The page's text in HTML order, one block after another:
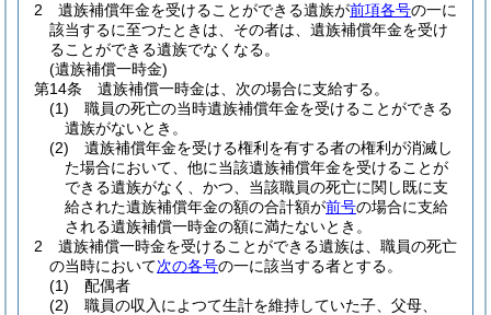
2
遺族補償年金を受けることができる遺族が前項各号の一に
該当するに至つたときは、その者は、遺族補償年金を受け
ることができる遺族でなくなる。
(遺族補償一時金)
第14条
遺族補償一時金は、次の場合に支給する。
(1)
職員の死亡の当時遺族補償年金を受けることができる
遺族がないとき。
(2)
遺族補償年金を受ける権利を有する者の権利が消滅し
た場合において、他に当該遺族補償年金を受けることが
できる遺族がなく、かつ、当該職員の死亡に関し既に支
給された遺族補償年金の額の合計額が前号の場合に支給
される遺族補償一時金の額に満たないとき。
2
遺族補償一時金を受けることができる遺族は、職員の死亡
の当時において次の各号の一に該当する者とする。
(1)
配偶者
(2)
職員の収入によつて生計を維持していた子、父母、